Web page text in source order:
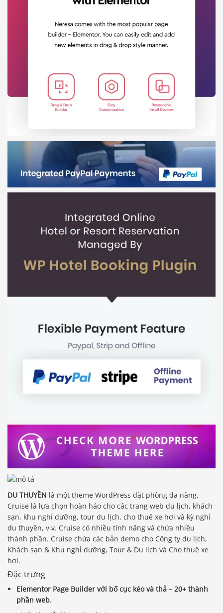
DU THUYỀN là một theme WordPress đặt phòng đa năng.
Cruise là lựa chọn hoàn hảo cho các trang web du lịch, khách
sạn, khu nghỉ dưỡng, tour du lịch, cho thuê xe hơi và kỳ nghỉ
du thuyền, v.v. Cruise có nhiều tính năng và chứa nhiều
thành phần. Cruise chứa các bản demo cho Công ty du lịch,
Khách sạn & Khu nghỉ dưỡng, Tour & Du lịch và Cho thuê xe
hơi.
Đặc trưng
Elementor Page Builder với bố cục kéo và thả – 20+ thành
phần web.